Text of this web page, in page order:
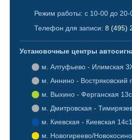
Режим работы: с 10-00 до 20-
Телефон для записи: 8 (495)
Установочные центры
Алтуфьево - Илимская
Аннино - Востряковский
Выхино - Ферганская
Дмитровская -
Киевская - Киевская 14с1
Новогиреево/